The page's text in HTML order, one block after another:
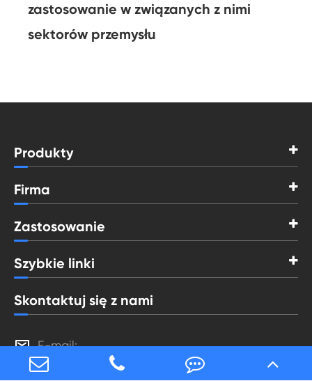
zastosowanie w związanych z nimi
sektorów przemysłu
Produkty
Firma
Zastosowanie
Szybkie linki
Skontaktuj się z nami
 E-mail:
rm3@rikenmt.com